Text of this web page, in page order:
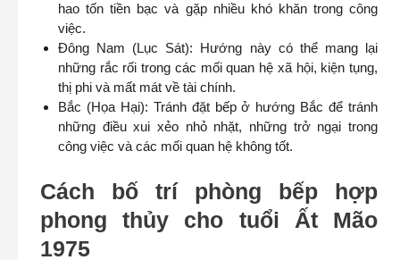
hao tốn tiền bạc và gặp nhiều khó khăn trong công
việc.
Đông Nam (Lục Sát): Hướng này có thể mang lại
những rắc rối trong các mối quan hệ xã hội, kiện tụng,
thị phi và mất mát về tài chính.
Bắc (Họa Hại): Tránh đặt bếp ở hướng Bắc để tránh
những điều xui xẻo nhỏ nhặt, những trở ngại trong
công việc và các mối quan hệ không tốt.
Cách bố trí phòng bếp hợp
phong thủy cho tuổi Ất Mão
1975